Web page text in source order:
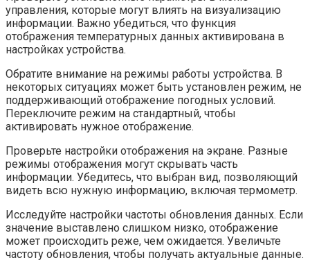
управления, которые могут влиять на визуализацию
информации. Важно убедиться, что функция
отображения температурных данных активирована в
настройках устройства.
Обратите внимание на режимы работы устройства. В
некоторых ситуациях может быть установлен режим, не
поддерживающий отображение погодных условий.
Переключите режим на стандартный, чтобы
активировать нужное отображение.
Проверьте настройки отображения на экране. Разные
режимы отображения могут скрывать часть
информации. Убедитесь, что выбран вид, позволяющий
видеть всю нужную информацию, включая термометр.
Исследуйте настройки частоты обновления данных. Если
значение выставлено слишком низко, отображение
может происходить реже, чем ожидается. Увеличьте
частоту обновления, чтобы получать актуальные данные.